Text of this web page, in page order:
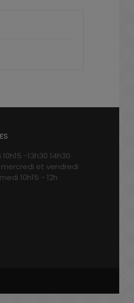
-13h30 14h30
et vendredi
10h15 - 12h